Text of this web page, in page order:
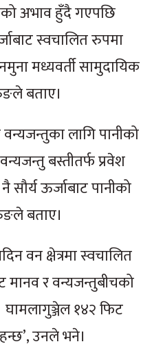
अभाव हुँदै गएपछि
स्वचालित रुपमा
मध्यवर्ती सामुदायिक
बताए।
लागि पानीको
बस्तीतर्फ प्रवेश
सौर्य ऊर्जाबाट पानीको
बताए।
वन क्षेत्रमा स्वचालित
मानव र वन्यजन्तुबीचको
घामलागुञ्जेल १४२ फिट
उनले भने।